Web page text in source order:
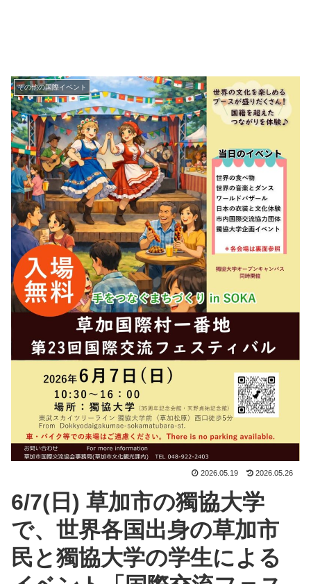
その他の国際イベント
2026.05.19 2026.05.26
6/7(日) 草加市の獨協大学
で、世界各国出身の草加市
民と獨協大学の学生による